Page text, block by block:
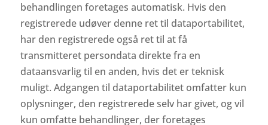
behandlingen foretages automatisk. Hvis den
registrerede udøver denne ret til dataportabilitet,
har den registrerede også ret til at få
transmitteret persondata direkte fra en
dataansvarlig til en anden, hvis det er teknisk
muligt. Adgangen til dataportabilitet omfatter kun
oplysninger, den registrerede selv har givet, og vil
kun omfatte behandlinger, der foretages